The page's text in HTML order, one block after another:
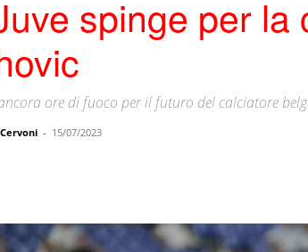
spinge per la
ore di fuoco per il futuro del calciatore
- 15/07/2023